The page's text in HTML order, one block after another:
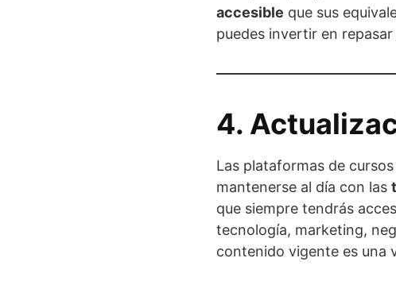
accesible que sus
puedes invertir en
4.
Las plataformas de
mantenerse al día con las
que siempre tendrás
tecnología, marketing,
contenido vigente es una